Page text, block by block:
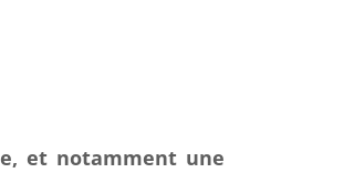
et notamment une